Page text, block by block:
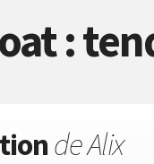
:
de Alix